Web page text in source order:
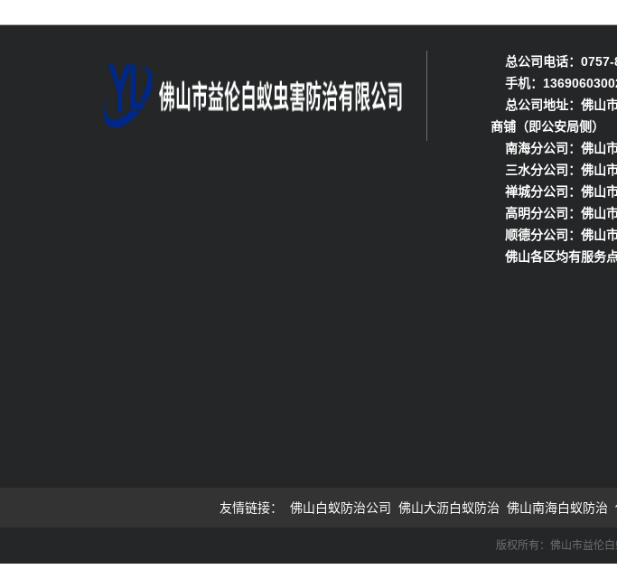
总公司电话：0757-
手机：
总公司地址：佛山
商铺（即公安局侧）
南海分公司：佛山
三水分公司：佛山
禅城分公司：佛山
高明分公司：佛山
顺德分公司：佛山
佛山各区均有服务
友情链接： 佛山白蚁防治公司 佛山大沥白蚁防治 佛山南海白蚁防治
版权所有：佛山市益伦